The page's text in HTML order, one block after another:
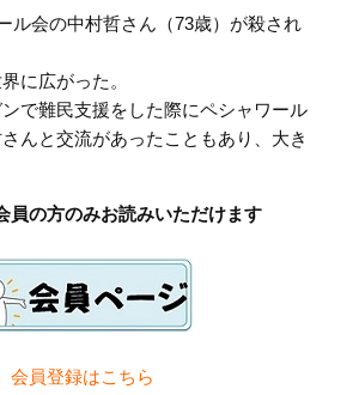
ル会の中村哲さん（73歳）が殺され
に広がった。
ンで難民支援をした際にペシャワール
んと交流があったこともあり、大き
員の方のみお読みいただけます
会員登録はこちら